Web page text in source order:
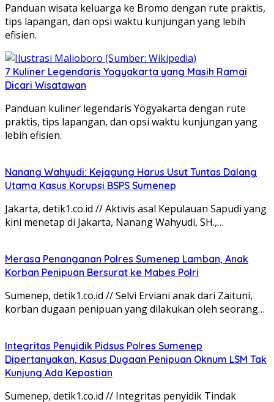
Panduan wisata keluarga ke Bromo dengan rute praktis,
tips lapangan, dan opsi waktu kunjungan yang lebih
efisien.
7 Kuliner Legendaris Yogyakarta yang Masih Ramai
Dicari Wisatawan
Panduan kuliner legendaris Yogyakarta dengan rute
praktis, tips lapangan, dan opsi waktu kunjungan yang
lebih efisien.
Nanang Wahyudi: Kejagung Harus Usut Tuntas Dalang
Utama Kasus Korupsi BSPS Sumenep
Jakarta, detik1.co.id // Aktivis asal Kepulauan Sapudi yang
kini menetap di Jakarta, Nanang Wahyudi, SH.,…
Merasa Penanganan Polres Sumenep Lamban, Anak
Korban Penipuan Bersurat ke Mabes Polri
Sumenep, detik1.co.id // Selvi Erviani anak dari Zaituni,
korban dugaan penipuan yang dilakukan oleh seorang…
Integritas Penyidik Pidsus Polres Sumenep
Dipertanyakan, Kasus Dugaan Penipuan Oknum LSM Tak
Kunjung Ada Kepastian
Sumenep, detik1.co.id // Integritas penyidik Tindak